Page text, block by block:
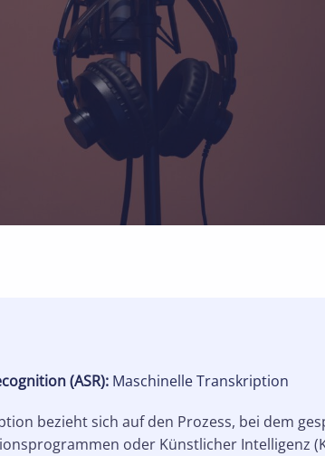
(ASR): Maschinelle Transkription
bezieht sich auf den Prozess, bei dem
oder Künstlicher Intelligenz